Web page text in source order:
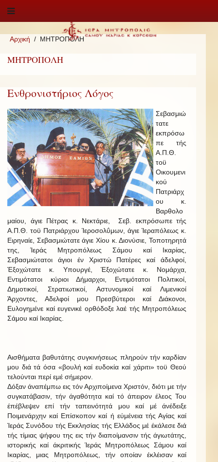
Αρχική ΜΗΤΡΟΠΟΛΗ
ΜΗΤΡΟΠΟΛΗ
Ενθρονιστήριος Λόγος
Σεβασμιώ
τατε
εκπρόσω
πε τής
Α.Π.Θ.
τοϋ
Οικουμενι
κού
Πατριάρχ
ου κ.
Βαρθολο
μαίου, άγιε Πέτρας κ. Νεκτάριε, Σεβ. εκπρόσωπε τής
Α.Π.Θ. τοϋ Πατριάρχου Ίεροσολΰμων, άγιε Ίεραπόλεως κ.
Ειρηναίε, Σεβασμιώτατε άγιε Χίου κ. Διονύσιε, Τοποτηρητά
της, Ίεράς Μητροπόλεως Σάμου καί Ικαρίας,
Σεβασμιώτατοι άγιοι έν Χριστώ Πατέρες καί άδελφοί,
Έξοχώτατε κ. Υπουργέ, Έξοχώτατε κ. Νομάρχα,
Εντιμότατοι κύριοι Δήμαρχοι, Εντιμότατοι Πολιτικοί,
Δημοτικοί, Στρατιωτικοί, Αστυνομικοί καί Λιμενικοί
Άρχοντες, Αδελφοί μου Πρεσβύτεροι καί Διάκονοι,
Ευλογημένε καί ευγενικέ ορθόδοξε λαέ τής Μητροπόλεως
Σάμου καί Ικαρίας.
Αισθήματα βαθυτάτης συγκινήσεως πληρούν τήν καρδίαν
μου διά τά όσα «βουλή καί ευδοκία καί χάριτι» τοϋ Θεού
τελούνται περί εμέ σήμερον.
Δόξαν άναπέμπω εις τόν Αρχιποίμενα Χριστόν, διότι με τήν
συγκατάβασιν, τήν άγαθότητα καί τό άπειρον έλεος Του
έπέβλεψεν επί τήν ταπεινότητά μου καί μέ άνέδειξε
Ποιμενάρχην καί Επίσκοπον καί ή εύμένεια τής Αγίας καί
Ίεράς Συνόδου τής Εκκλησίας τής Ελλάδος μέ έκάλεσε διά
τής τίμιας ψήφου της εις τήν διαποίμανσιν τής άγιωτάτης,
ιστορικής καί άκριτικής Ίεράς Μητροπόλεως Σάμου καί
Ικαρίας, μιας Μητροπόλεως, τήν οποίαν έκλέισαν καί